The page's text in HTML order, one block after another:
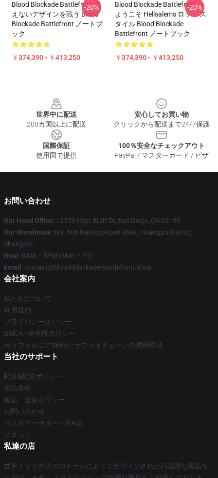
Blood Blockade Battlefront 見
えないデザインを戦う Blood
Blockade Battlefront ノートブ
ック
￥374,390 - ￥413,250
-20%
Blood Blockade Battlefront へ
ようこそ Hellsalems ロット ス
タイル Blood Blockade
Battlefront ノートブック
￥374,390 - ￥413,250
-20%
世界中に配送
200カ国以上に配送
安心してお買い物
クリックから配送まで24/7保護
国際保証
使用国で提供
100％安全なチェックアウト
PayPal / マスターカード / ビザ
お問い合わせ
Our Head Office: 12730 High Bluff Dr, San Diego, CA 92130
Our Warehouse: No. 606 Nanjing Road West, Huangpu District,
Shanghai
Hour: 9AM – 5PM (Mon – Fri)
Email : contact@blood-blockade-battlefront.shop
会社案内
私たちについて
利用規約
プライバシーポリシー
DMCA - 著作権ポリシー
カリフォルニアSB657: サプライチェーンの透明性法
当社のサポート
配送&配送ポリシー
支払条件
返品・返金ポリシー
お問い合わせ
カスタマーサポート(FAQ)
スタッフ
私達の店
世界トップクラスのチームによってデザインされた高品質な製品を